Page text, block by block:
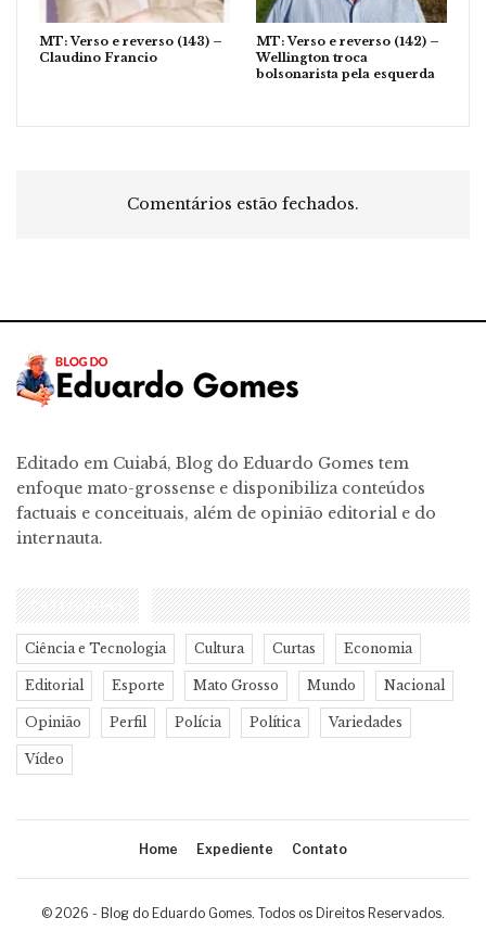
MT: Verso e reverso (143) –
Claudino Francio
MT: Verso e reverso (142) –
Wellington troca
bolsonarista pela esquerda
Comentários estão fechados.
Editado em Cuiabá, Blog do Eduardo Gomes tem
enfoque mato-grossense e disponibiliza conteúdos
factuais e conceituais, além de opinião editorial e do
internauta.
CATEGORIAS
Ciência e Tecnologia Cultura Curtas Economia
Editorial Esporte Mato Grosso Mundo Nacional
Opinião Perfil Polícia Política Variedades
Vídeo
Home Expediente Contato
© 2026 - Blog do Eduardo Gomes. Todos os Direitos Reservados.